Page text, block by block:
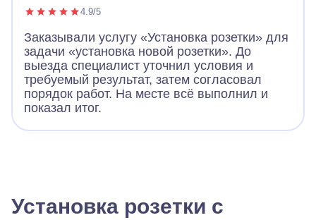
4.9/5
Заказывали услугу «Установка розетки» для
задачи «установка новой розетки». До
выезда специалист уточнил условия и
требуемый результат, затем согласовал
порядок работ. На месте всё выполнил и
показал итог.
Установка розетки с